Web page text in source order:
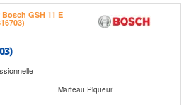
Marteau Piqueur